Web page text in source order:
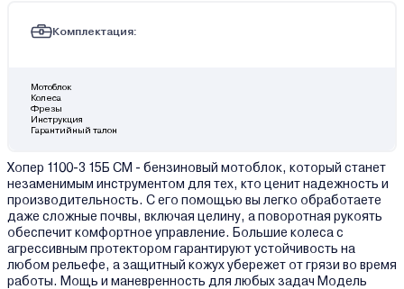
Комплектация:
Мотоблок
Колеса
Фрезы
Инструкция
Гарантийный талон
Хопер 1100-3 15Б СМ - бензиновый мотоблок, который станет
незаменимым инструментом для тех, кто ценит надежность и
производительность. С его помощью вы легко обработаете
даже сложные почвы, включая целину, а поворотная рукоять
обеспечит комфортное управление. Большие колеса с
агрессивным протектором гарантируют устойчивость на
любом рельефе, а защитный кожух убережет от грязи во время
работы. Мощь и маневренность для любых задач Модель